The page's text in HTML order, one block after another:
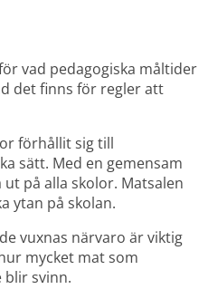
vad pedagogiska måltider
det finns för regler att
förhållit sig till
sätt. Med en gemensam
på alla skolor. Matsalen
ytan på skolan.
vuxnas närvaro är viktig
mycket mat som
blir svinn.